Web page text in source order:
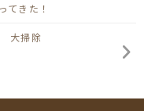
てきた！
大掃除